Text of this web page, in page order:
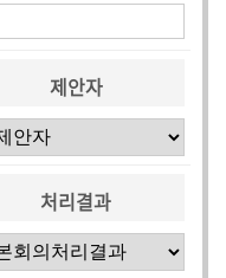
제안자
처리결과